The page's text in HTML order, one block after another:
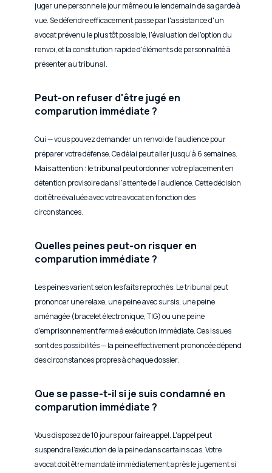
juger une personne le jour même ou le lendemain de sa garde à
vue. Se défendre efficacement passe par l'assistance d'un
avocat prévenu le plus tôt possible, l'évaluation de l'option du
renvoi, et la constitution rapide d'éléments de personnalité à
présenter au tribunal.
Peut-on refuser d'être jugé en
comparution immédiate ?
Oui — vous pouvez demander un renvoi de l'audience pour
préparer votre défense. Ce délai peut aller jusqu'à 6 semaines.
Mais attention : le tribunal peut ordonner votre placement en
détention provisoire dans l'attente de l'audience. Cette décision
doit être évaluée avec votre avocat en fonction des
circonstances.
Quelles peines peut-on risquer en
comparution immédiate ?
Les peines varient selon les faits reprochés. Le tribunal peut
prononcer une relaxe, une peine avec sursis, une peine
aménagée (bracelet électronique, TIG) ou une peine
d'emprisonnement ferme à exécution immédiate. Ces issues
sont des possibilités — la peine effectivement prononcée dépend
des circonstances propres à chaque dossier.
Que se passe-t-il si je suis condamné en
comparution immédiate ?
Vous disposez de 10 jours pour faire appel. L'appel peut
suspendre l'exécution de la peine dans certains cas. Votre
avocat doit être mandaté immédiatement après le jugement si